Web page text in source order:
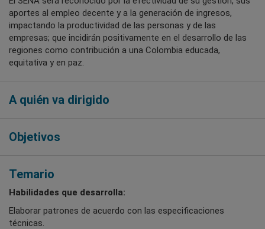
aportes al empleo decente y a ​la generación de ingresos,
impactando la productividad de las personas y de las
empresas; que incidirán ​positivamente en el desarrollo de las
regiones como contribución a una Colombia educada,
equitativa y en paz.​
A quién va dirigido
Objetivos
Temario
Habilidades que desarrolla:
Elaborar patrones de acuerdo con las especificaciones
técnicas.